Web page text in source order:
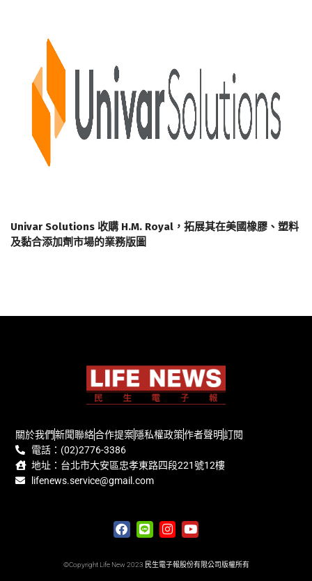
Univar Solutions 收購 H.M. Royal，拓展其在美國橡膠、塑料
及黏合添加劑市場的業務版圖
關於我們新聞聯絡合作提案隱私權政策作者聲明訂閱
電話：(02)2776-3386
地址：台北市大安區忠孝東路四段221號12樓
lifenews.service@gmail.com
©Copyright Life New 2023 民生電子報股份有限公司版權所有